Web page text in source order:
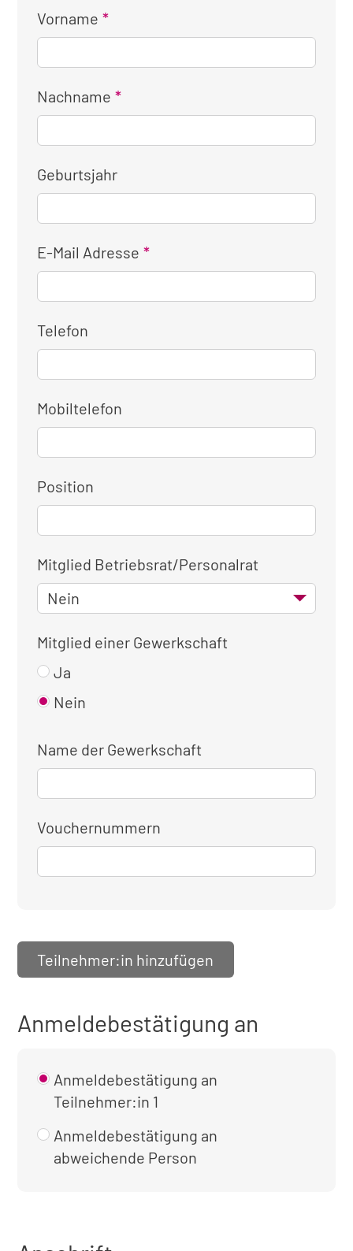
Vorname
Nachname
Geburtsjahr
E-Mail Adresse
Telefon
Mobiltelefon
Position
Mitglied Betriebsrat/Personalrat
Mitglied einer Gewerkschaft
Ja
Nein
Name der Gewerkschaft
Vouchernummern
Teilnehmer:in hinzufügen
Anmeldebestätigung an
Anmeldebestätigung an
Teilnehmer:in 1
Anmeldebestätigung an
abweichende Person